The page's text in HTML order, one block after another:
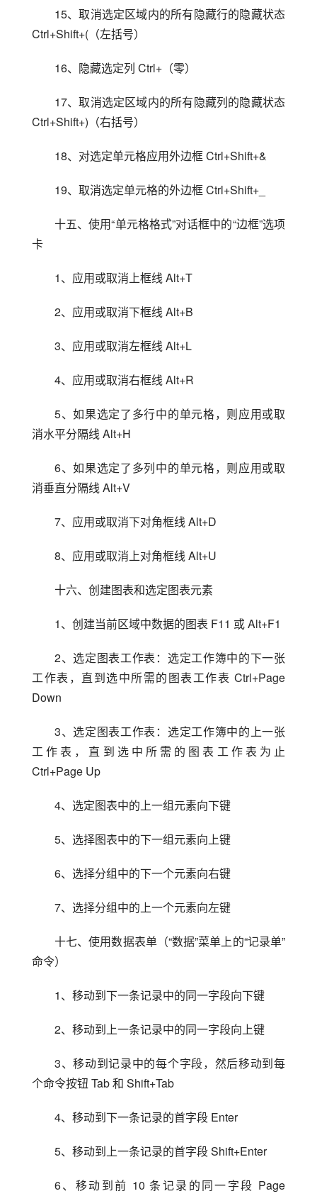
15、取消选定区域内的所有隐藏行的隐藏状态
Ctrl+Shift+(（左括号）
16、隐藏选定列 Ctrl+（零）
17、取消选定区域内的所有隐藏列的隐藏状态
Ctrl+Shift+)（右括号）
18、对选定单元格应用外边框 Ctrl+Shift+&
19、取消选定单元格的外边框 Ctrl+Shift+_
十五、使用“单元格格式”对话框中的“边框”选项
卡
1、应用或取消上框线 Alt+T
2、应用或取消下框线 Alt+B
3、应用或取消左框线 Alt+L
4、应用或取消右框线 Alt+R
5、如果选定了多行中的单元格，则应用或取
消水平分隔线 Alt+H
6、如果选定了多列中的单元格，则应用或取
消垂直分隔线 Alt+V
7、应用或取消下对角框线 Alt+D
8、应用或取消上对角框线 Alt+U
十六、创建图表和选定图表元素
1、创建当前区域中数据的图表 F11 或 Alt+F1
2、选定图表工作表：选定工作簿中的下一张
工作表，直到选中所需的图表工作表 Ctrl+Page
Down
3、选定图表工作表：选定工作簿中的上一张
工作表，直到选中所需的图表工作表为止
Ctrl+Page Up
4、选定图表中的上一组元素向下键
5、选择图表中的下一组元素向上键
6、选择分组中的下一个元素向右键
7、选择分组中的上一个元素向左键
十七、使用数据表单（“数据”菜单上的“记录单”
命令）
1、移动到下一条记录中的同一字段向下键
2、移动到上一条记录中的同一字段向上键
3、移动到记录中的每个字段，然后移动到每
个命令按钮 Tab 和 Shift+Tab
4、移动到下一条记录的首字段 Enter
5、移动到上一条记录的首字段 Shift+Enter
6、移动到前 10 条记录的同一字段 Page